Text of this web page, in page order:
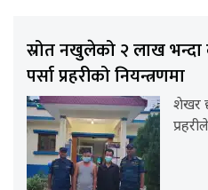
स्रोत नखुलेको २ लाख
पर्सा प्रहरीको नियन्त्रणमा
शेखर